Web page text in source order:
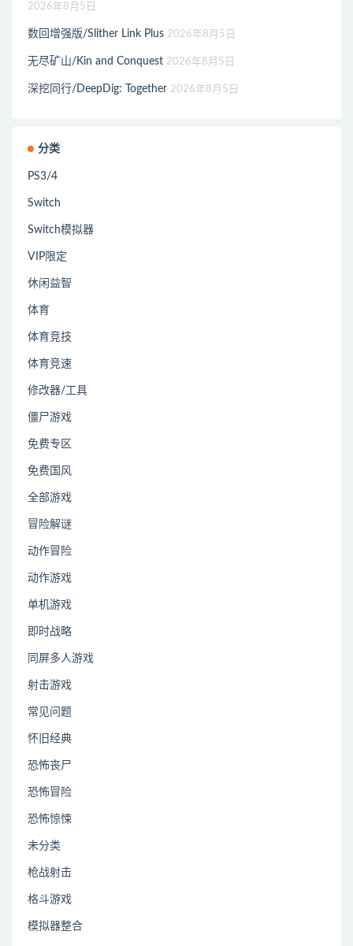
2026年8月5日
数回增强版/Slither Link Plus 2026年8月5日
无尽矿山/Kin and Conquest 2026年8月5日
深挖同行/DeepDig: Together 2026年8月5日
分类
PS3/4
Switch
Switch模拟器
VIP限定
休闲益智
体育
体育竞技
体育竞速
修改器/工具
僵尸游戏
免费专区
免费国风
全部游戏
冒险解谜
动作冒险
动作游戏
单机游戏
即时战略
同屏多人游戏
射击游戏
常见问题
怀旧经典
恐怖丧尸
恐怖冒险
恐怖惊悚
未分类
枪战射击
格斗游戏
模拟器整合